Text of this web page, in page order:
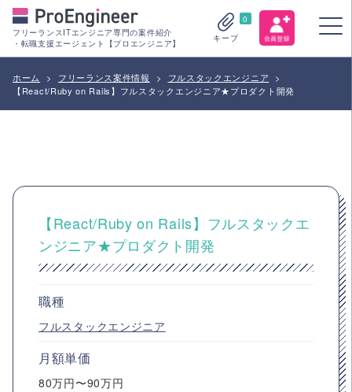
フリーランスITエンジニア専門の案件紹介
・転職支援エージェント【プロエンジニア】
0
キープ
ホーム > フリーランス案件情報 > フルスタックエンジニア
>
【React/Ruby on Rails】フルスタックエンジニア★プロダクト開発
【React/Ruby on Rails】フルスタックエ
ンジニア★プロダクト開発
職種
フルスタックエンジニア
月額単価
80万円〜90万円